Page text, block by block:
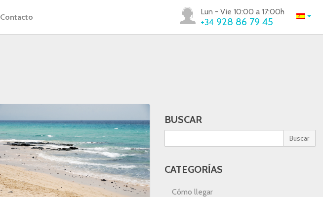
Contacto
Lun - Vie 10:00 a 17:00h
+34 928 86 79 45
BUSCAR
Buscar
CATEGORÍAS
Cómo llegar